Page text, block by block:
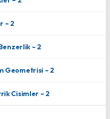
– 2
– 2
Geometrisi – 2
Cisimler – 2